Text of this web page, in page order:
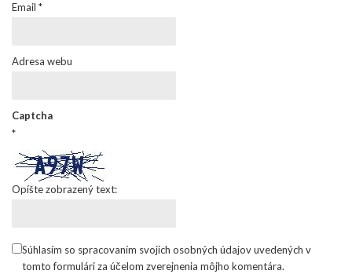
Email *
Adresa webu
Captcha
*
Opíšte zobrazený text:
Súhlasím so spracovaním svojich osobných údajov uvedených v
tomto formulári za účelom zverejnenia môjho komentára.